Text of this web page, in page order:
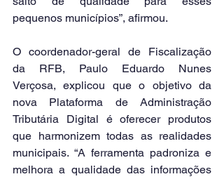
pequenos municípios”, afirmou.
O coordenador-geral de Fiscalização
da RFB, Paulo Eduardo Nunes
Verçosa, explicou que o objetivo da
nova Plataforma de Administração
Tributária Digital é oferecer produtos
que harmonizem todas as realidades
municipais. “A ferramenta padroniza e
melhora a qualidade das informações